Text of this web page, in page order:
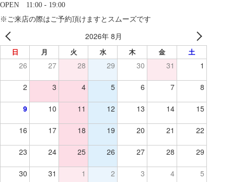
OPEN 11:00 - 19:00
※ご来店の際はご予約頂けますとスムーズです
2026年 8月
日 月 火 水 木 金 土
26 27 28 29 30 31 1
2 3 4 5 6 7 8
9 10 11 12 13 14 15
16 17 18 19 20 21 22
23 24 25 26 27 28 29
30 31 1 2 3 4 5